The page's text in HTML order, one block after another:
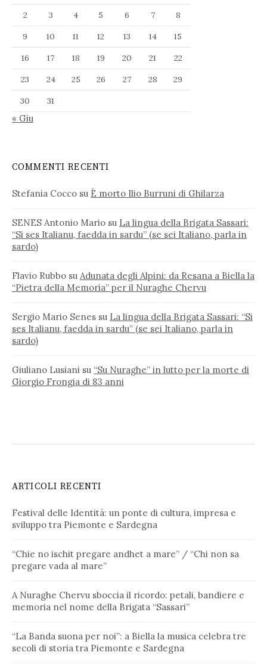
2
3 4 5 6 7
8
9
10 11 12 13 14
15
16
17 18 19 20 21
22
23
24 25 26 27 28
29
30
31
« Giu
COMMENTI RECENTI
Stefania Cocco su È morto Ilio Burruni di Ghilarza
SENES Antonio Mario su La lingua della Brigata Sassari:
“Si ses Italianu, faedda in sardu” (se sei Italiano, parla in
sardo)
Flavio Rubbo su Adunata degli Alpini: da Resana a Biella la
“Pietra della Memoria” per il Nuraghe Chervu
Sergio Mario Senes su La lingua della Brigata Sassari: “Si
ses Italianu, faedda in sardu” (se sei Italiano, parla in
sardo)
Giuliano Lusiani su “Su Nuraghe” in lutto per la morte di
Giorgio Frongia di 83 anni
ARTICOLI RECENTI
Festival delle Identità: un ponte di cultura, impresa e
sviluppo tra Piemonte e Sardegna
“Chie no ischit pregare andhet a mare” / “Chi non sa
pregare vada al mare”
A Nuraghe Chervu sboccia il ricordo: petali, bandiere e
memoria nel nome della Brigata “Sassari”
“La Banda suona per noi”: a Biella la musica celebra tre
secoli di storia tra Piemonte e Sardegna